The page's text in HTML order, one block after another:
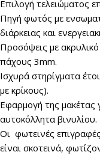
Επιλογή τελειώματος
Πηγή φωτός με
διάρκειας και
Προσόψεις με
πάχους 3mm.
Ισχυρά στηρίγματα
με κρίκους).
Εφαρμογή της μακέτας
αυτοκόλλητα βινυλίου.
Οι φωτεινές
είναι σκοτεινά,